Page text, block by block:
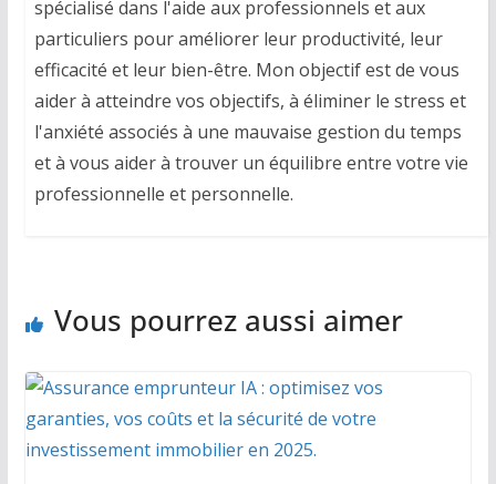
spécialisé dans l'aide aux professionnels et aux
particuliers pour améliorer leur productivité, leur
efficacité et leur bien-être. Mon objectif est de vous
aider à atteindre vos objectifs, à éliminer le stress et
l'anxiété associés à une mauvaise gestion du temps
et à vous aider à trouver un équilibre entre votre vie
professionnelle et personnelle.
Vous pourrez aussi aimer